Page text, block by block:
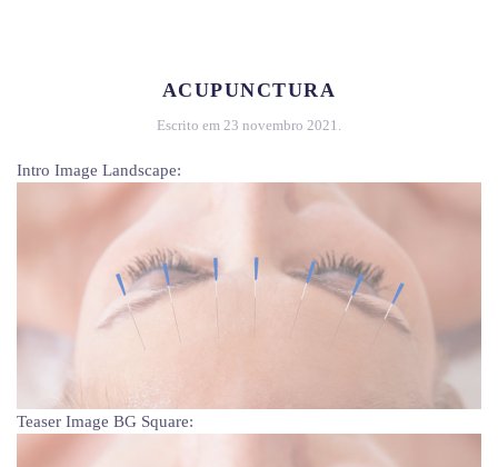
ACUPUNCTURA
Escrito em 23 novembro 2021
Intro Image Landscape:
Teaser Image BG Square: